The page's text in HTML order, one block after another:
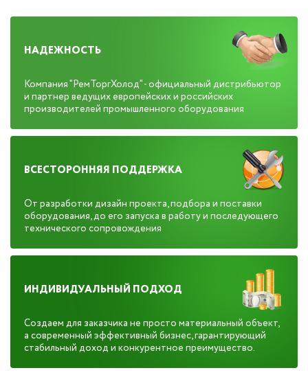
НАДЕЖНОСТЬ
Компания "РемТоргХолод" - официальный дистрибьютор
и партнер ведущих европейских и российских
производителей промышленного оборудования
ВСЕСТОРОННЯЯ ПОДДЕРЖКА
От разработки дизайн проекта, подбора и поставки
оборудования, до его запуска в работу и последующего
технического сопровождения
ИНДИВИДУАЛЬНЫЙ ПОДХОД
Создаем для заказчика не просто материальный объект,
а современный эффективный бизнес, гарантирующий
стабильный доход и конкурентное преимущество.